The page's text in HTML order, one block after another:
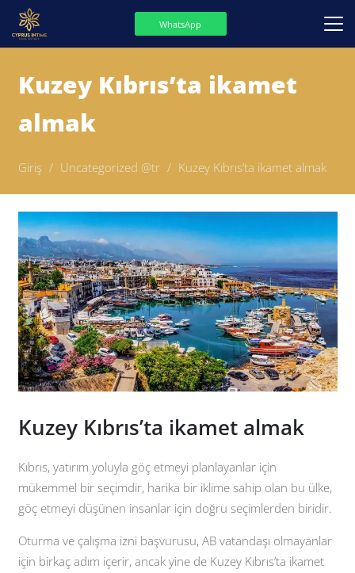
WhatsApp
Kuzey Kıbrıs’ta ikamet
almak
Giriş / Uncategorized @tr / Kuzey Kıbrıs’ta ikamet almak
Kuzey Kıbrıs’ta ikamet almak
Kıbrıs, yatırım yoluyla göç etmeyi planlayanlar için
mükemmel bir seçimdir, harika bir iklime sahip olan bu ülke,
göç etmeyi düşünen insanlar için doğru seçimlerden biridir.
Oturma ve çalışma izni başvurusu, AB vatandaşı olmayanlar
için birkaç adım içerir, ancak yine de Kuzey Kıbrıs’ta ikamet